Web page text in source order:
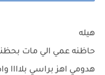
هيله
حاظنه عمي الي مات
هدومي اهز براسي بلاااا